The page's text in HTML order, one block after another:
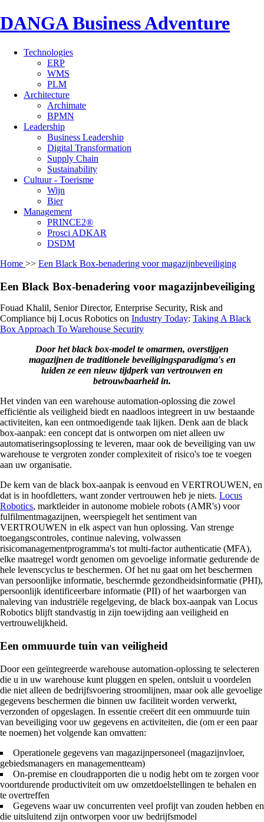
DANGA Business Adventure
Technologies
ERP
WMS
PLM
Architecture
Archimate
BPMN
Leadership
Business Leadership
Digital Transformation
Supply Chain
Sustainability
Cultuur - Toerisme
Wijn
Bier
Management
PRINCE2®
Prosci ADKAR
DSDM
Home >> Een Black Box-benadering voor magazijnbeveiliging
Een Black Box-benadering voor magazijnbeveiliging
Fouad Khalil, Senior Director, Enterprise Security, Risk and
Compliance bij Locus Robotics on Industry Today: Taking A Black
Box Approach To Warehouse Security
Door het black box-model te omarmen, overstijgen
magazijnen de traditionele beveiligingsparadigma's en
luiden ze een nieuw tijdperk van vertrouwen en
betrouwbaarheid in.
Het vinden van een warehouse automation-oplossing die zowel
efficiëntie als veiligheid biedt en naadloos integreert in uw bestaande
activiteiten, kan een ontmoedigende taak lijken. Denk aan de black
box-aanpak: een concept dat is ontworpen om niet alleen uw
automatiseringsoplossing te leveren, maar ook de beveiliging van uw
warehouse te vergroten zonder complexiteit of risico's toe te voegen
aan uw organisatie.
De kern van de black box-aanpak is eenvoud en VERTROUWEN, en
dat is in hoofdletters, want zonder vertrouwen heb je niets. Locus
Robotics, marktleider in autonome mobiele robots (AMR's) voor
fulfilmentmagazijnen, weerspiegelt het sentiment van
VERTROUWEN in elk aspect van hun oplossing. Van strenge
toegangscontroles, continue naleving, volwassen
risicomanagementprogramma's tot multi-factor authenticatie (MFA),
elke maatregel wordt genomen om gevoelige informatie gedurende de
hele levenscyclus te beschermen. Of het nu gaat om het beschermen
van persoonlijke informatie, beschermde gezondheidsinformatie (PHI),
persoonlijk identificeerbare informatie (PII) of het waarborgen van
naleving van industriële regelgeving, de black box-aanpak van Locus
Robotics blijft standvastig in zijn toewijding aan veiligheid en
vertrouwelijkheid.
Een ommuurde tuin van veiligheid
Door een geïntegreerde warehouse automation-oplossing te selecteren
die u in uw warehouse kunt pluggen en spelen, ontsluit u voordelen
die niet alleen de bedrijfsvoering stroomlijnen, maar ook alle gevoelige
gegevens beschermen die binnen uw faciliteit worden verwerkt,
verzonden of opgeslagen. In essentie creëert dit een ommuurde tuin
van beveiliging voor uw gegevens en activiteiten, die (om er een paar
te noemen) het volgende kan omvatten:
Operationele gegevens van magazijnpersoneel (magazijnvloer,
gebiedsmanagers en managementteam)
On-premise en cloudrapporten die u nodig hebt om te zorgen voor
voortdurende productiviteit om uw omzetdoelstellingen te behalen en
te overtreffen
Gegevens waar uw concurrenten veel profijt van zouden hebben en
die uitsluitend zijn ontworpen voor uw bedrijfsmodel